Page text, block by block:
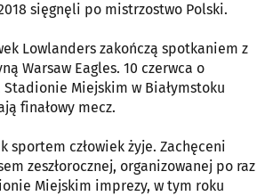
sięgnęli po mistrzostwo Polski.
Lowlanders zakończą spotkaniem z
Warsaw Eagles. 10 czerwca o
Miejskim w Białymstoku
finałowy mecz.
sportem człowiek żyje. Zachęceni
zeszłorocznej, organizowanej po raz
Miejskim imprezy, w tym roku